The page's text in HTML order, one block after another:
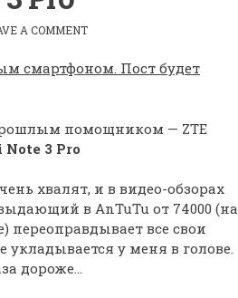
A COMMENT
смартфоном. Пост будет
помощником — ZTE
3 Pro
хвалят, и в видео-обзорах
в AnTuTu от 74000 (на
все свои
у меня в голове.
дороже…